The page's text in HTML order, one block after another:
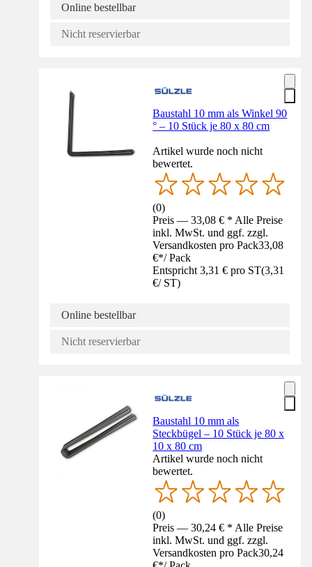
Online bestellbar
Nicht reservierbar
Baustahl 10 mm als Winkel 90
° – 10 Stück je 80 x 80 cm
Artikel wurde noch nicht
bewertet.
(0)
Preis — 33,08 € * Alle Preise
inkl. MwSt. und ggf. zzgl.
Versandkosten pro Pack33,08
€*/ Pack
Entspricht 3,31 € pro ST(3,31
€/ ST)
Online bestellbar
Nicht reservierbar
Baustahl 10 mm als
Steckbügel – 10 Stück je 80 x
10 x 80 cm
Artikel wurde noch nicht
bewertet.
(0)
Preis — 30,24 € * Alle Preise
inkl. MwSt. und ggf. zzgl.
Versandkosten pro Pack30,24